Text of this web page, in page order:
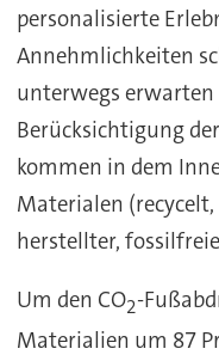
personalisierte
Annehmlichkeiten
unterwegs
Berücksichtigung
kommen in dem
Materialen (recycelt,
herstellter,
Um den CO2-
Materialien um 87